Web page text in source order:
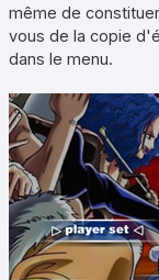
même de
vous de la copie
dans le menu.